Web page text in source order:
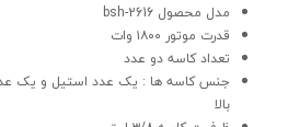
مدل محصول bsh-2616
قدرت موتور ۱۸۰۰ وات
تعداد کاسه دو عدد
جنس کاسه ها : یک عدد استیل و یک
بالا